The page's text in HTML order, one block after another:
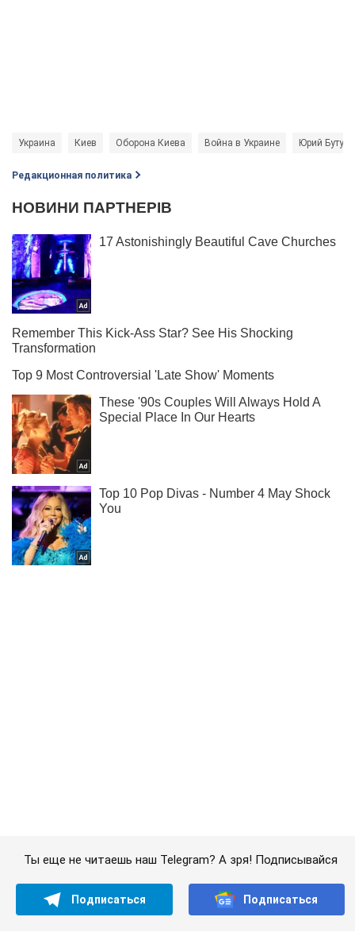
Украина Киев Оборона Киева Война в Украине Юрий
Редакционная политика